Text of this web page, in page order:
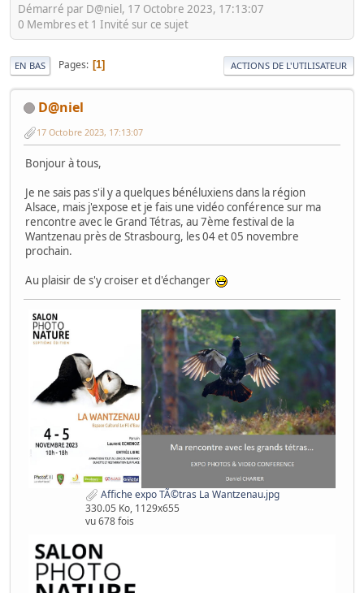
Démarré par D@niel, 17 Octobre 2023, 17:13:07
0 Membres et 1 Invité sur ce sujet
EN BAS Pages 1 ACTIONS DE L'UTILISATEUR
D@niel
17 Octobre 2023, 17:13:07
Bonjour à tous,
Je ne sais pas s'il y a quelques bénéluxiens dans la région
Alsace, mais j'expose et je fais une vidéo conférence sur ma
rencontre avec le Grand Tétras, au 7ème festival de la
Wantzenau près de Strasbourg, les 04 et 05 novembre
prochain.
Au plaisir de s'y croiser et d'échanger
Affiche expo TÃ©tras La Wantzenau.jpg
330.05 Ko, 1129x655
vu 678 fois